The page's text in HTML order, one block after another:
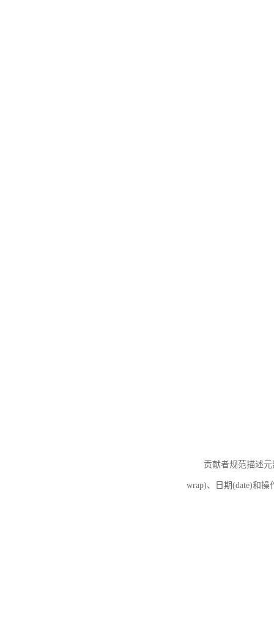
贡献者规范描述
wrap)、日期(date)和操